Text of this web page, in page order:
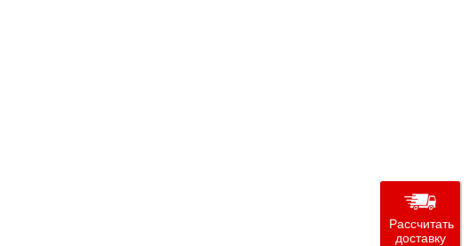
Рассчитать
доставку